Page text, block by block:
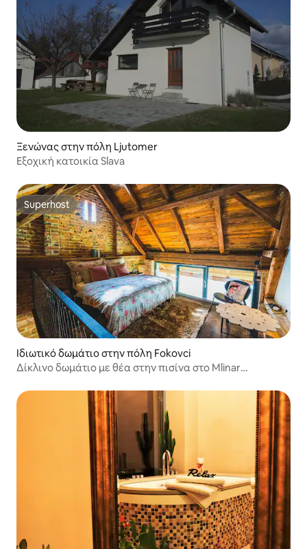
Ξενώνας στην πόλη Ljutomer
Εξοχική κατοικία Slava
Superhost
Superhost
Ιδιωτικό δωμάτιο στην πόλη Fokovci
Δίκλινο δωμάτιο με θέα στην πισίνα στο Mlinar